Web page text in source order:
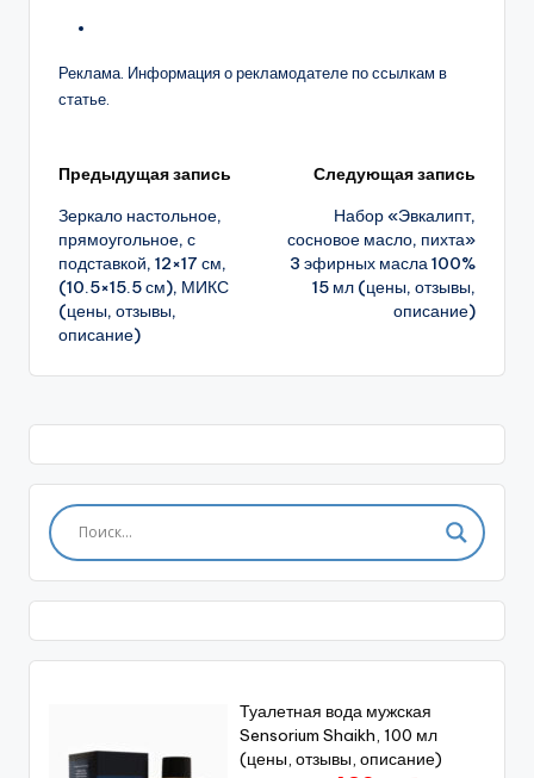
Реклама. Информация о рекламодателе по ссылкам в
статье.
Навигация
записи
Предыдущая запись
Зеркало настольное,
прямоугольное, с
подставкой, 12×17 см,
(10.5×15.5 см), МИКС
(цены, отзывы,
описание)
Следующая запись
Набор «Эвкалипт,
сосновое масло, пихта»
3 эфирных масла 100%
15 мл (цены, отзывы,
описание)
Туалетная вода мужская
Sensorium Shaikh, 100 мл
(цены, отзывы, описание)